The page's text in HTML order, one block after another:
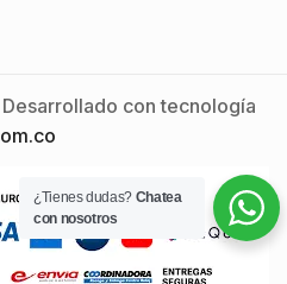
con tecnología
¿Tienes dudas? Chatea
con nosotros